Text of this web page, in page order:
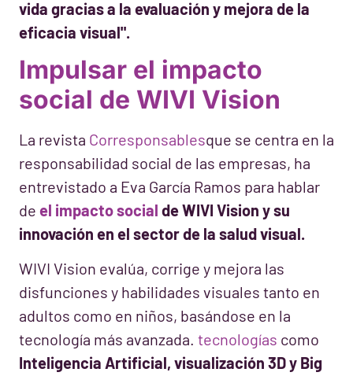
vida gracias a la evaluación y mejora de la
eficacia visual".
Impulsar el impacto
social de WIVI Vision
La revista Corresponsablesque se centra en la
responsabilidad social de las empresas, ha
entrevistado a Eva García Ramos para hablar
de el impacto social de WIVI Vision y su
innovación en el sector de la salud visual.
WIVI Vision evalúa, corrige y mejora las
disfunciones y habilidades visuales tanto en
adultos como en niños, basándose en la
tecnología más avanzada. tecnologías como
Inteligencia Artificial, visualización 3D y Big